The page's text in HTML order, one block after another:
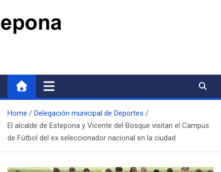
Home
Delegación municipal de Deportes
El alcalde de Estepona y Vicente del Bosque visitan el Campus
de Fútbol del ex seleccionador nacional en la ciudad